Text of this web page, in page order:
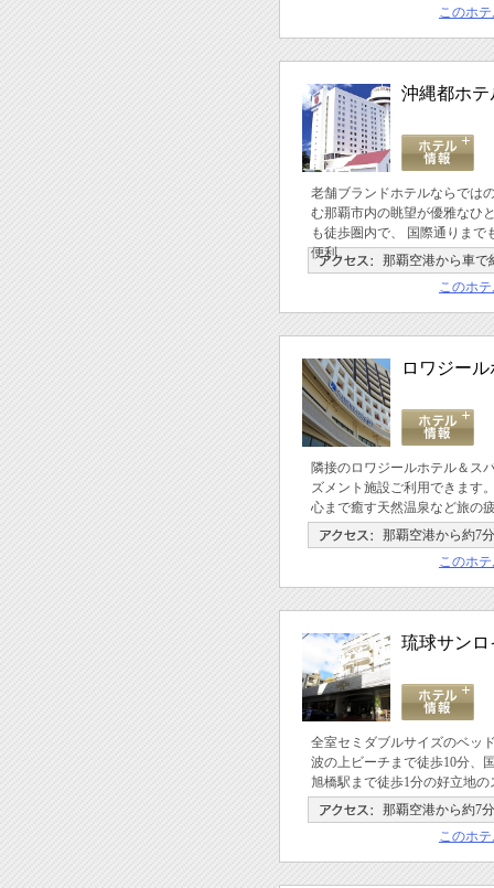
このホ
沖縄都ホテ
老舗ブランドホテルならでは
む那覇市内の眺望が優雅なひ
も徒歩圏内で、 国際通りまで
便利。
那覇空港から車で
このホ
ロワジー
隣接のロワジールホテル＆ス
ズメント施設ご利用できます
心まで癒す天然温泉など旅の
那覇空港から約7分
このホ
琉球サン
全室セミダブルサイズのベッ
波の上ビーチまで徒歩10分、
旭橋駅まで徒歩1分の好立地
那覇空港から約7分
このホ